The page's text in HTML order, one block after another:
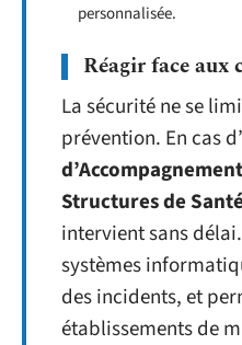
personnalisée.
Réagir face aux
La sécurité ne se
prévention. En cas
Structures de
intervient sans
systèmes
des incidents, et
établissements de